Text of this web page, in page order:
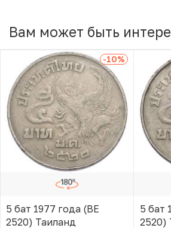
Вам может быть
-10%
5 бат 1977 года (BE
2520) Таиланд
5 бат
2520)